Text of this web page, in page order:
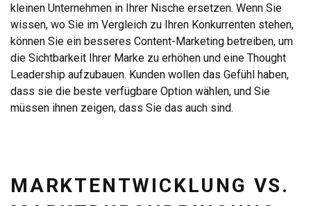
kleinen Unternehmen in Ihrer Nische ersetzen. Wenn Sie
wissen, wo Sie im Vergleich zu Ihren Konkurrenten stehen,
können Sie ein besseres Content-Marketing betreiben, um
die Sichtbarkeit Ihrer Marke zu erhöhen und eine Thought
Leadership aufzubauen. Kunden wollen das Gefühl haben,
dass sie die beste verfügbare Option wählen, und Sie
müssen ihnen zeigen, dass Sie das auch sind.
MARKTENTWICKLUNG VS.